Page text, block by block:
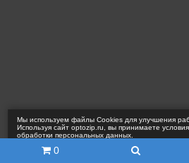
0
Мы используем файлы Сookies для улучшения
Используя сайт optozip.ru, вы принимаете
обработки персональных данных